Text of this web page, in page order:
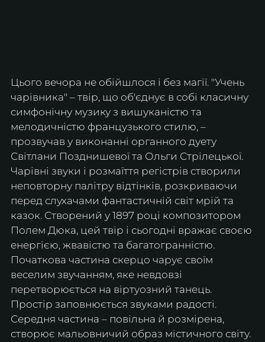
Цього вечора не обійшлося і без магії. "Учень
чарівника" – твір, що об'єднує в собі класичну
симфонічну музику з вишуканістю та
мелодичністю французького стилю, –
прозвучав у виконанні органного дуету
Світлани Позднишевої та Ольги Стрілецької.
Чарівні звуки і розмаїття регістрів створили
неповторну палітру відтінків, розкриваючи
перед слухачами фантастичній світ мрій та
казок. Створений у 1897 році композитором
Полем Дюка, цей твір і сьогодні вражає своєю
енергією, жвавістю та багатогранністю.
Початкова частина скерцо чарує своїм
веселим звучанням, яке невдовзі
перетворюється на віртуозний танець.
Простір заповнюється звуками радості.
Середня частина – повільна й розмірена,
створює мальовничий образ містичного світу.